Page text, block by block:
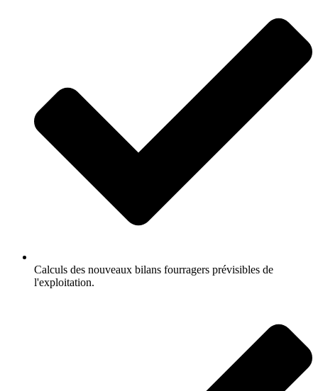
Calculs des nouveaux bilans fourragers prévisibles de
l'exploitation.